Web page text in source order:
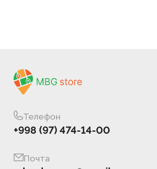
Телефон
+998 (97) 474-14-00
Почта